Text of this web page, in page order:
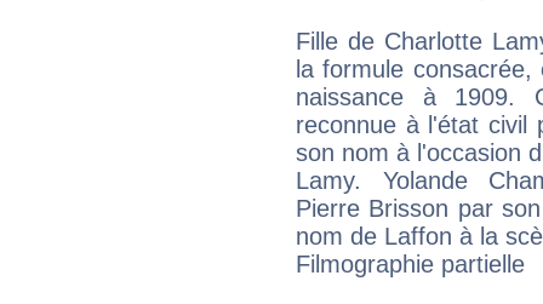
Fille de Charlotte
la formule
naissance à 1909.
reconnue à l'état civil
son nom à l'occasion
Lamy. Yolande
Pierre Brisson par
nom de Laffon à la
Filmographie partielle